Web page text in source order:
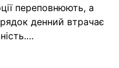
переповнюють, а
денний втрачає